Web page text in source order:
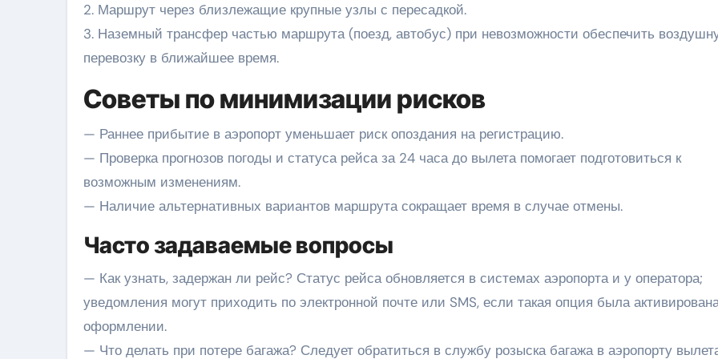
2. Маршрут через близлежащие крупные узлы с пересадкой.
3. Наземный трансфер частью маршрута (поезд, автобус) при невозможности обеспечить
перевозку в ближайшее время.
Советы по минимизации рисков
— Раннее прибытие в аэропорт уменьшает риск опоздания на регистрацию.
— Проверка прогнозов погоды и статуса рейса за 24 часа до вылета помогает подготовиться к
возможным изменениям.
— Наличие альтернативных вариантов маршрута сокращает время в случае отмены.
Часто задаваемые вопросы
— Как узнать, задержан ли рейс? Статус рейса обновляется в системах аэропорта и у оператора;
уведомления могут приходить по электронной почте или SMS, если такая опция была
оформлении.
— Что делать при потере багажа? Следует обратиться в службу розыска багажа в аэропорту